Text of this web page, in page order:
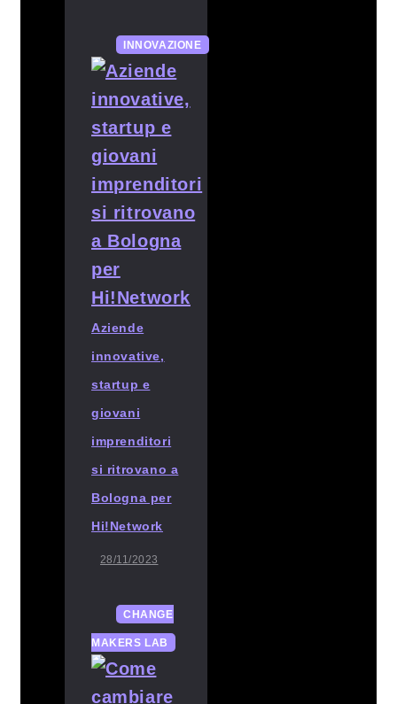
INNOVAZIONE
Aziende
innovative,
startup e
giovani
imprenditori
si ritrovano a
Bologna per
Hi!Network
28/11/2023
CHANGE
MAKERS LAB